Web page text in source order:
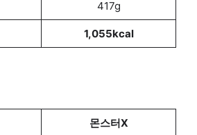
417g
1,055kcal
몬스터X